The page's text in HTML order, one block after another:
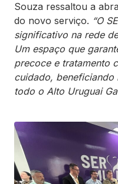
Souza ressaltou a
do novo serviço. “O
significativo na rede
Um espaço que
precoce e tratamento
cuidado, beneficiando
todo o Alto Uruguai